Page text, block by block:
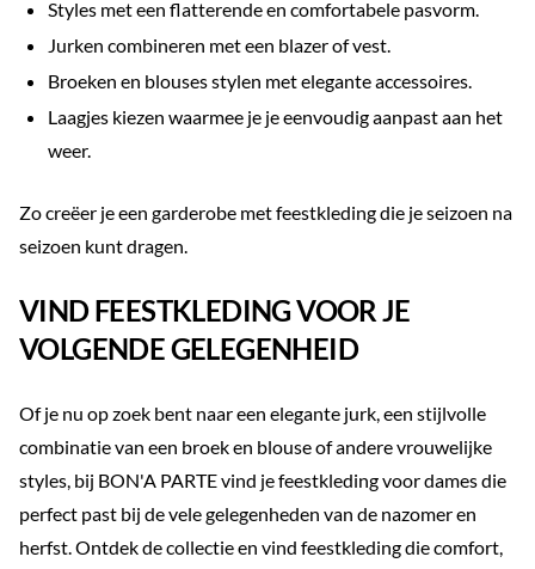
Styles met een flatterende en comfortabele pasvorm.
Jurken combineren met een blazer of vest.
Broeken en blouses stylen met elegante accessoires.
Laagjes kiezen waarmee je je eenvoudig aanpast aan het
weer.
Zo creëer je een garderobe met feestkleding die je seizoen na
seizoen kunt dragen.
VIND FEESTKLEDING VOOR JE
VOLGENDE GELEGENHEID
Of je nu op zoek bent naar een elegante jurk, een stijlvolle
combinatie van een broek en blouse of andere vrouwelijke
styles, bij BON'A PARTE vind je feestkleding voor dames die
perfect past bij de vele gelegenheden van de nazomer en
herfst. Ontdek de collectie en vind feestkleding die comfort,